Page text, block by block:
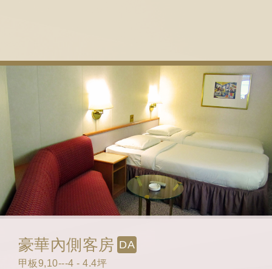
豪華內側客房 DA
甲板9,10---4 - 4.4坪